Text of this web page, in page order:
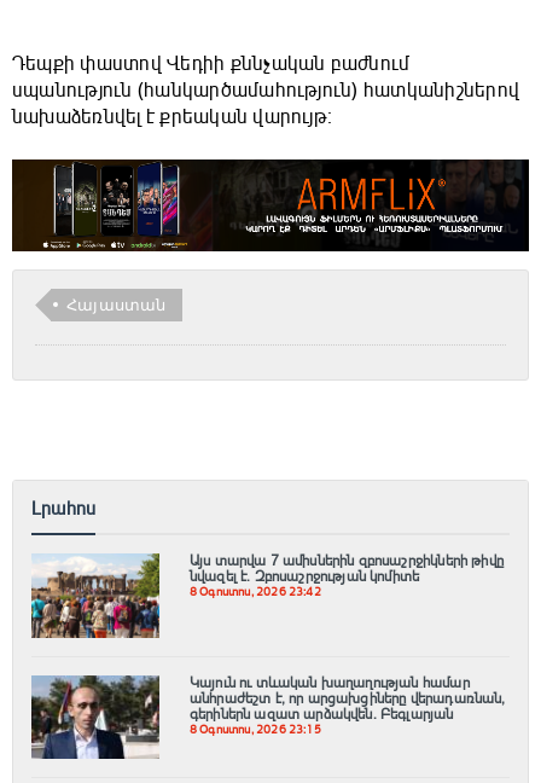
Դեպքի փաստով Վեդիի քննչական բաժնում
սպանություն (հանկարծամահություն) հատկանիշներով
նախաձեռնվել է քրեական վարույթ։
Հայաստան
Լրահոս
Այս տարվա 7 ամիսներին զբոսաշրջիկների թիվը
նվազել է. Զբոսաշրջության կոմիտե
8 Օգոստոս, 2026 23:42
Կայուն ու տևական խաղաղության համար
անհրաժեշտ է, որ արցախցիները վերադառնան,
գերիներն ազատ արձակվեն․ Բեգլարյան
8 Օգոստոս, 2026 23:15